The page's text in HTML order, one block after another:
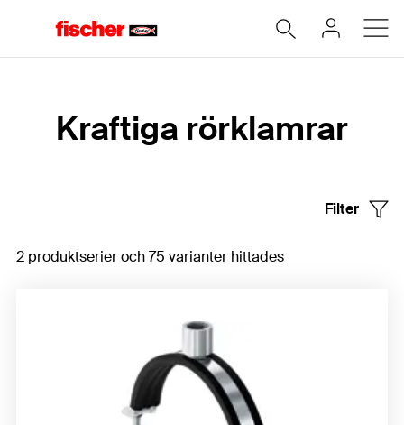
Kraftiga rörklamrar
Filter
2 produktserier och 75 varianter hittades